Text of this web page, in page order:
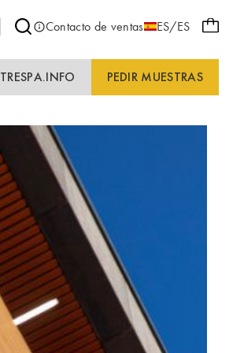
Contacto de ventas ES/ES
TRESPA.INFO PEDIR MUESTRAS